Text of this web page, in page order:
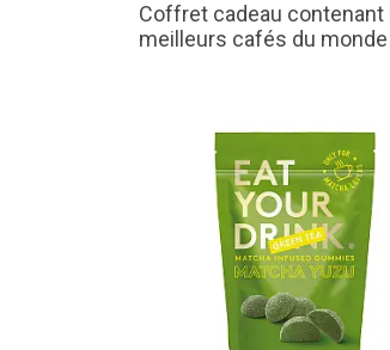
Coffret cadeau contenant
meilleurs cafés du monde